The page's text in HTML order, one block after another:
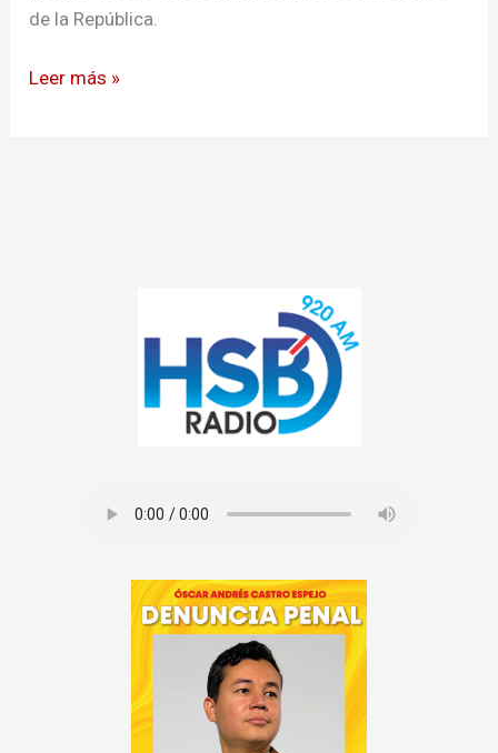
de la República.
mercado
Leer más »